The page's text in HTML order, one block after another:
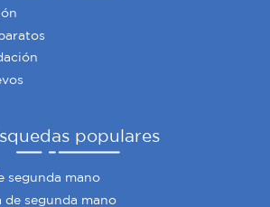
populares
segunda mano
de segunda mano